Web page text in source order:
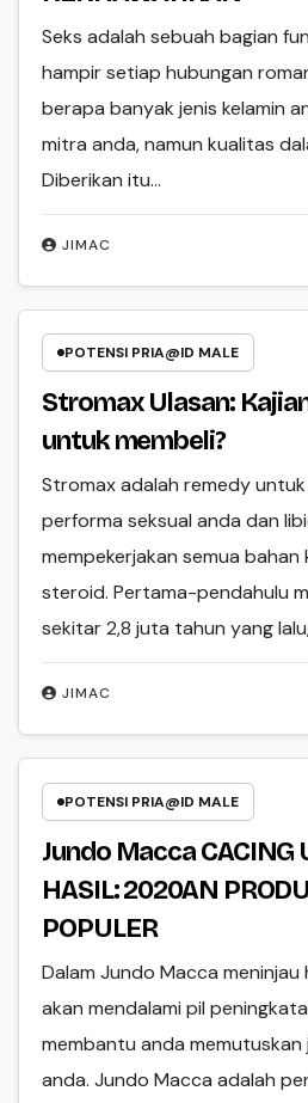
JIMAC
Seks adalah sebuah bagian
hampir setiap hubungan
berapa banyak jenis kelamin
mitra anda, namun kualitas
Diberikan itu…
POTENSI PRIA@ID MALE
Stromax Ulasan:
untuk membeli?
JIMAC
Stromax adalah remedy
performa seksual anda dan
mempekerjakan semua
steroid. Pertama-pendahulu
sekitar 2,8 juta tahun yang
POTENSI PRIA@ID MALE
Jundo Macca CACING
HASIL: 2020AN
POPULER
Dalam Jundo Macca meninjau
akan mendalami pil
membantu anda memutuskan
anda. Jundo Macca adalah